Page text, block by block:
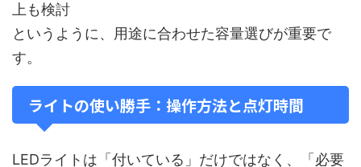
上も検討
というように、用途に合わせた容量選びが重要で
す。
ライトの使い勝手：操作方法と点灯時間
LEDライトは「付いている」だけではなく、「必要